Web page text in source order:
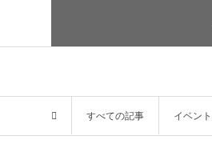
すべての記事 イベント